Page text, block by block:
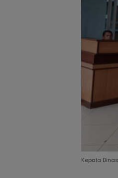
Kepala